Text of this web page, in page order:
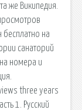
же Википедия.
бесплатно на
санаторий
номера и
three years
1. Русский